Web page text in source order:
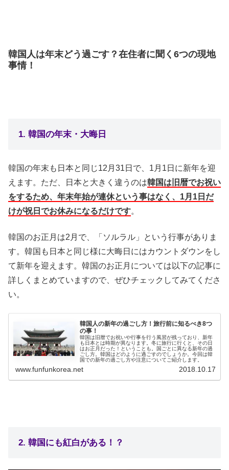
韓国人は年末どう過ごす？在住者に聞く6つの現地
事情！
1. 韓国の年末・大晦日
韓国の年末も日本と同じ12月31日で、1月1日に新年を迎
えます。ただ、日本と大きく違うのは韓国は旧暦でお祝い
をするため、年末年始が連休という事はなく、1月1日だ
けが祝日でお休みになるだけです。
韓国のお正月は2月で、「ソルラル」という行事がありま
す。韓国も日本と同じ様に大晦日にはカウントダウンをし
て新年を迎えます。韓国のお正月については以下の記事に
詳しくまとめていますので、ぜひチェックしてみてくださ
い。
韓国人の新年の過ごし方！旅行前に知るべき8つ
の事！
韓国は旧暦でお祝いや行事を行う風習が残っており、新年
も日本とは時期が異なります。冬に旅行に行くと、その日
はお正月だった！ということも。国ごとに異なる新年の過
ごし方。韓国はどのように過ごすのでしょうか。今回は韓
国での新年の過ごし方や注意についてご紹介します。
www.funfunkorea.net 2018.10.17
2. 韓国にも紅白がある！？